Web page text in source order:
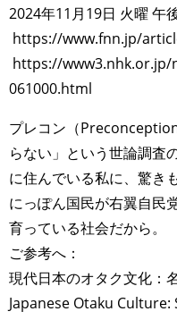
2024年11月19日 火曜 午
https://www.fnn.jp/
https://www3.nhk.or.jp/
061000.html
プレコン（
らない」という世論調査
に住んでいる私に、驚き
にっぽん国民が右翼自民
育っている社会だから。
ご参考へ：
現代日本のオタク文化
Japanese Otaku Culture: